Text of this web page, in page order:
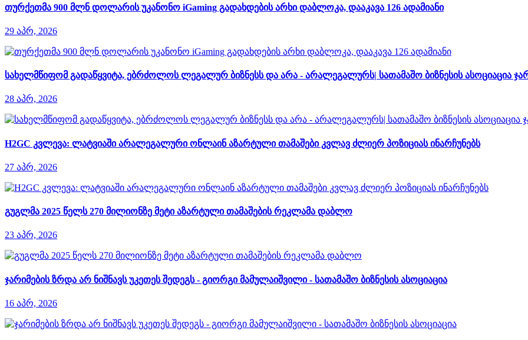
თურქეთმა 900 მლნ დოლარის უკანონო iGaming გადახდების არხი დაბლოკა, დააკავა 126 ადამიანი
29 აპრ, 2026
სახელმწიფომ გადაწყვიტა, ებრძოლოს ლეგალურ ბიზნესს და არა - არალეგალურს| სათამაშო ბიზნესის ასოციაცია
28 აპრ, 2026
H2GC კვლევა: ლატვიაში არალეგალური ონლაინ აზარტული თამაშები კვლავ ძლიერ პოზიციას ინარჩუნებს
27 აპრ, 2026
გუგლმა 2025 წელს 270 მილიონზე მეტი აზარტული თამაშების რეკლამა დაბლო
23 აპრ, 2026
ჯარიმების ზრდა არ ნიშნავს უკეთეს შედეგს - გიორგი მამულაიშვილი - სათამაშო ბიზნესის ასოციაცია
16 აპრ, 2026